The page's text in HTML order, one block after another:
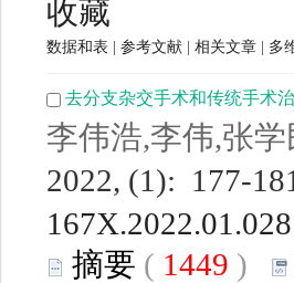
收藏
数据和表 参考文献 相关文章 多
去分支杂交手术和传统手术
李伟浩,李伟,张
2022, (1): 177-
167X.2022.01.028
摘要 ( 1449 )